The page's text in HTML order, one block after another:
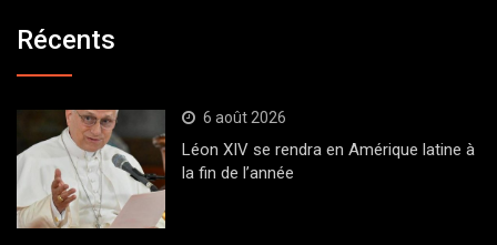
Récents
6 août 2026
Léon XIV se rendra en Amérique latine à
la fin de l’année